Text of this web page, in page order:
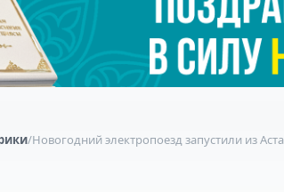
/Новогодний электропоезд запустили из